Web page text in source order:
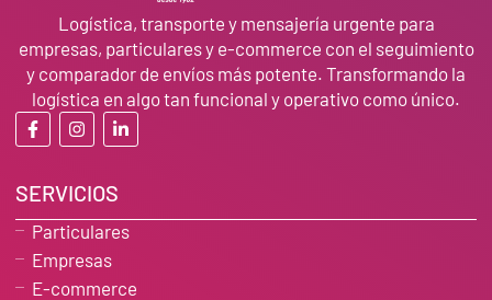
Logística, transporte y mensajería urgente para
empresas, particulares y e-commerce con el seguimiento
y comparador de envíos más potente. Transformando la
logística en algo tan funcional y operativo como único.
SERVICIOS
Particulares
Empresas
E-commerce